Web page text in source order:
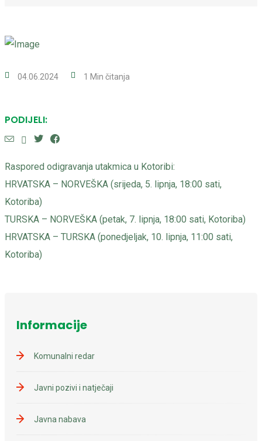
04.06.2024 1 Min čitanja
PODIJELI:
Raspored odigravanja utakmica u Kotoribi:
HRVATSKA – NORVEŠKA (srijeda, 5. lipnja, 18:00 sati,
Kotoriba)
TURSKA – NORVEŠKA (petak, 7. lipnja, 18:00 sati, Kotoriba)
HRVATSKA – TURSKA (ponedjeljak, 10. lipnja, 11:00 sati,
Kotoriba)
Informacije
Komunalni redar
Javni pozivi i natječaji
Javna nabava